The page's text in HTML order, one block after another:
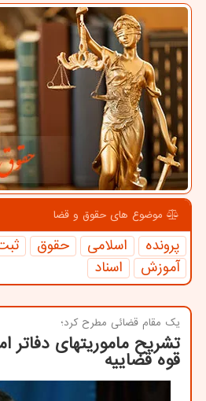
موضوع های حقوق و قضا
پرونده اسلامی حقوق
آموزش
اسناد
یك مقام قضائی مطرح كرد؛
تشریح ماموریتهای دفاتر
قوه قضاییه